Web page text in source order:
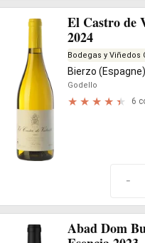
El Castro de
2024
Bodegas y Viñedos
Bierzo (Espagne)
Godello
6
-
Abad Dom